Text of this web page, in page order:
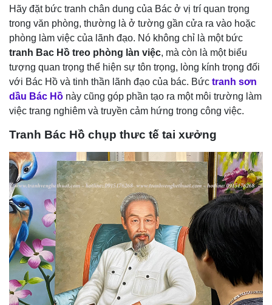
Hãy đặt bức tranh chân dung của Bác ở vị trí quan trọng
trong văn phòng, thường là ở tường gần cửa ra vào hoặc
phòng làm việc của lãnh đạo. Nó không chỉ là một bức
tranh Bac Hồ treo phòng làn việc, mà còn là một biểu
tượng quan trọng thể hiện sự tôn trọng, lòng kính trọng đối
với Bác Hồ và tinh thần lãnh đạo của bác. Bức tranh sơn
dầu Bác Hồ này cũng góp phần tạo ra một môi trường làm
việc trang nghiêm và truyền cảm hứng trong công việc.
Tranh Bác Hồ chụp thưc tế tai xưởng